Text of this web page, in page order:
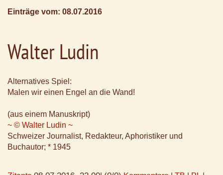
Einträge vom: 08.07.2016
Walter Ludin
Alternatives Spiel:
Malen wir einen Engel an die Wand!
(aus einem Manuskript)
~ © Walter Ludin ~
Schweizer Journalist, Redakteur, Aphoristiker und
Buchautor; * 1945